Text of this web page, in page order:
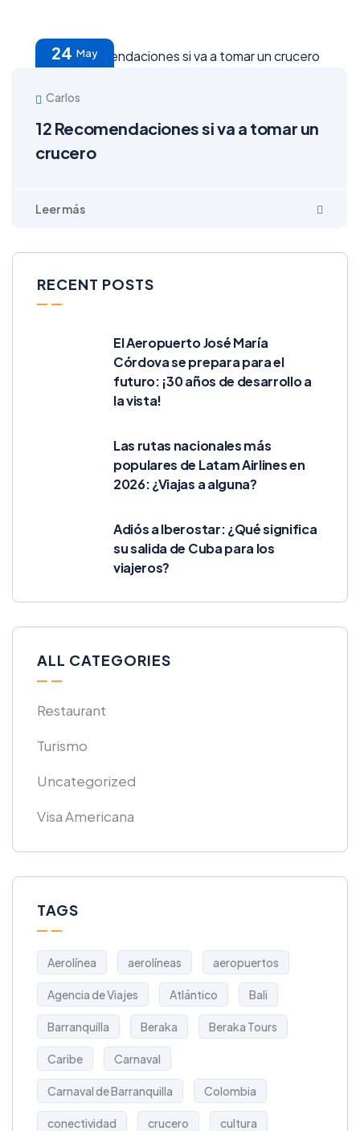
24 May
Carlos
12 Recomendaciones si va a tomar un
crucero
RECENT POSTS
El Aeropuerto José María
Córdova se prepara para el
futuro: ¡30 años de desarrollo a
la vista!
Las rutas nacionales más
populares de Latam Airlines en
2026: ¿Viajas a alguna?
Adiós a Iberostar: ¿Qué significa
su salida de Cuba para los
viajeros?
ALL CATEGORIES
Restaurant
Turismo
Uncategorized
Visa Americana
TAGS
Aerolínea aerolíneas aeropuertos
Agencia de Viajes Atlántico Bali
Barranquilla Beraka Beraka Tours
Caribe Carnaval
Carnaval de Barranquilla Colombia
conectividad crucero cultura